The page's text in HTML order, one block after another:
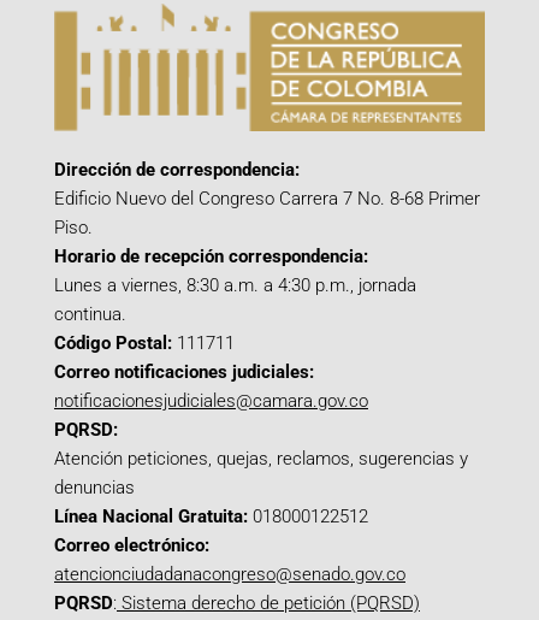
Dirección de correspondencia:
Edificio Nuevo del Congreso Carrera 7 No. 8-68 Primer
Piso.
Horario de recepción correspondencia:
Lunes a viernes, 8:30 a.m. a 4:30 p.m., jornada
continua.
Código Postal: 111711
Correo notificaciones judiciales:
notificacionesjudiciales@camara.gov.co
PQRSD:
Atención peticiones, quejas, reclamos, sugerencias y
denuncias
Línea Nacional Gratuita: 018000122512
Correo electrónico:
atencionciudadanacongreso@senado.gov.co
PQRSD: Sistema derecho de petición (PQRSD)